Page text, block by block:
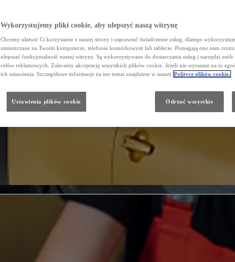
Wykorzystujemy pliki cookie, aby ulepszyć naszą witrynę
Chcemy ułatwić Ci korzystanie z naszej strony i usprawnić świadczenie usług, dlatego
umieszczane na Twoim komputerze, telefonie komórkowym lub tablecie. Pomagają one nam
ulepszać funkcjonalność naszej witryny. Są wykorzystywane do dostarczania usług i narzędzi osób
celów reklamowych. Zalecamy akceptację wszystkich plików cookie. Jeżeli nie wyrażasz na to
ich ustawienia. Szczegółowe informacje na ten temat znajdziesz w naszej Polityce plików cookie.
Odrzuć wszystkie
Ustawienia plików cookie